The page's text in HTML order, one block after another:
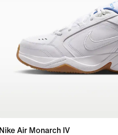
Nike Air Monarch IV